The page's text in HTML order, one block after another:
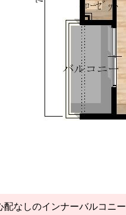
配なしのインナーバルコニー